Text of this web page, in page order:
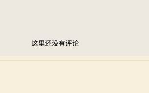
这里还没有评论